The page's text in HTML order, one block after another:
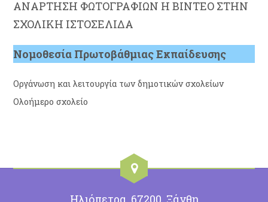
ΑΝΑΡΤΗΣΗ ΦΩΤΟΓΡΑΦΙΩΝ Η ΒΙΝΤΕΟ ΣΤΗΝ
ΣΧΟΛΙΚΗ ΙΣΤΟΣΕΛΙΔΑ
Νομοθεσία Πρωτοβάθμιας Εκπαίδευσης
Οργάνωση και λειτουργία των δημοτικών σχολείων
Ολοήμερο σχολείο
Ηλιόπετρα, 67200, Ξάνθη